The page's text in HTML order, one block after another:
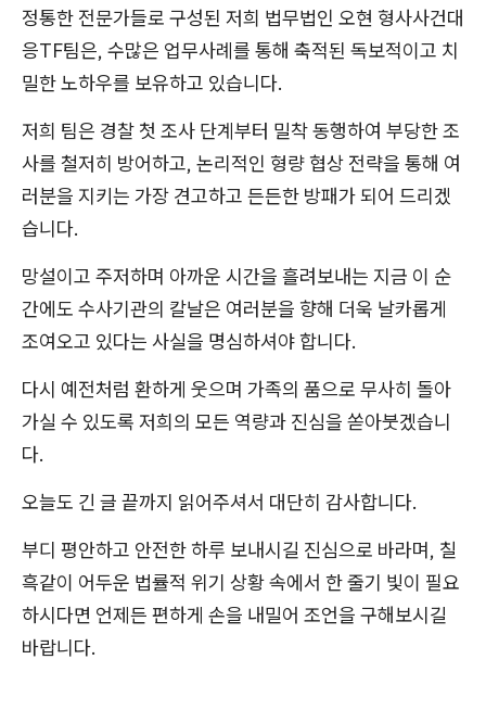
정통한 전문가들로 구성된 저희 법무법인 오현 형사사건대
응TF팀은, 수많은 업무사례를 통해 축적된 독보적이고 치
밀한 노하우를 보유하고 있습니다.
저희 팀은 경찰 첫 조사 단계부터 밀착 동행하여 부당한 조
사를 철저히 방어하고, 논리적인 형량 협상 전략을 통해 여
러분을 지키는 가장 견고하고 든든한 방패가 되어 드리겠
습니다.
망설이고 주저하며 아까운 시간을 흘려보내는 지금 이 순
간에도 수사기관의 칼날은 여러분을 향해 더욱 날카롭게
조여오고 있다는 사실을 명심하셔야 합니다.
다시 예전처럼 환하게 웃으며 가족의 품으로 무사히 돌아
가실 수 있도록 저희의 모든 역량과 진심을 쏟아붓겠습니
다.
오늘도 긴 글 끝까지 읽어주셔서 대단히 감사합니다.
부디 평안하고 안전한 하루 보내시길 진심으로 바라며, 칠
흑같이 어두운 법률적 위기 상황 속에서 한 줄기 빛이 필요
하시다면 언제든 편하게 손을 내밀어 조언을 구해보시길
바랍니다.